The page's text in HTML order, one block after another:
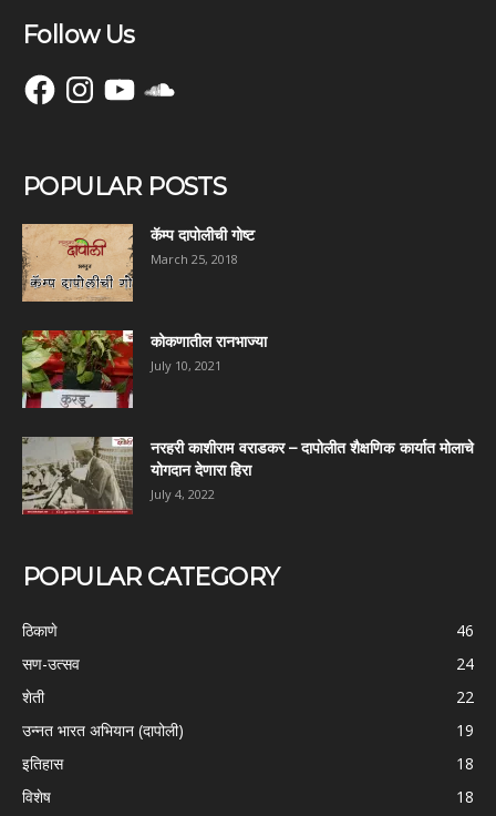
Follow Us
FacebookInstagramYouTubeSoundCloud
POPULAR POSTS
कॅम्प दापोलीची गोष्ट
March 25, 2018
कोकणातील रानभाज्या
July 10, 2021
नरहरी काशीराम वराडकर – दापोलीत शैक्षणिक कार्यात मोलाचे
योगदान देणारा हिरा
July 4, 2022
POPULAR CATEGORY
ठिकाणे
46
सण-उत्सव
24
शेती
22
उन्नत भारत अभियान (दापोली)
19
इतिहास
18
विशेष
18